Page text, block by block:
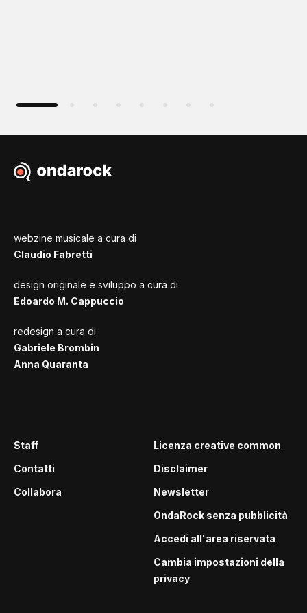
webzine musicale a cura di
Claudio Fabretti
design originale e sviluppo a cura di
Edoardo M. Cappuccio
redesign a cura di
Gabriele Brombin
Anna Quaranta
Staff
Contatti
Collabora
Licenza creative common
Disclaimer
Newsletter
OndaRock senza pubblicità
Accedi all'area riservata
Cambia impostazioni della
privacy